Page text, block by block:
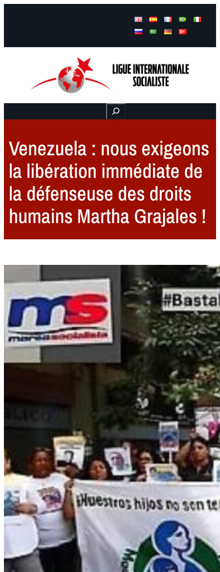
Buscar
Venezuela : nous exigeons
la libération immédiate de
la défenseuse des droits
humains Martha Grajales !